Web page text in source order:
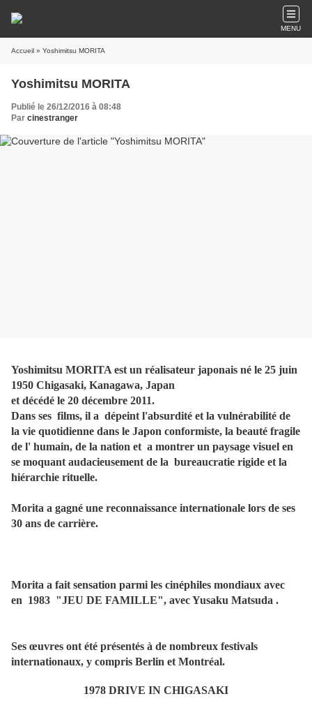
MENU
Accueil » Yoshimitsu MORITA
Yoshimitsu MORITA
Publié le 26/12/2016 à 08:48
Par cinestranger
Yoshimitsu MORITA est un réalisateur japonais né le 25 juin
1950 Chigasaki, Kanagawa, Japan
et décédé le 20 décembre 2011.
Dans ses films, il a dépeint l'absurdité et la vulnérabilité de
la vie quotidienne dans le Japon conformiste, la beauté fragile
de l' humain, de la nation et a montrer un paysage visuel en
se moquant audacieusement de la bureaucratie rigide et la
hiérarchie rituelle.
Morita a gagné une reconnaissance internationale lors de ses
30 ans de carrière.
Morita a fait sensation parmi les cinéphiles mondiaux avec
en 1983 "JEU DE FAMILLE", avec Yusaku Matsuda .
Ses œuvres ont été présentés à de nombreux festivals
internationaux, y compris Berlin et Montréal.
1978 DRIVE IN CHIGASAKI